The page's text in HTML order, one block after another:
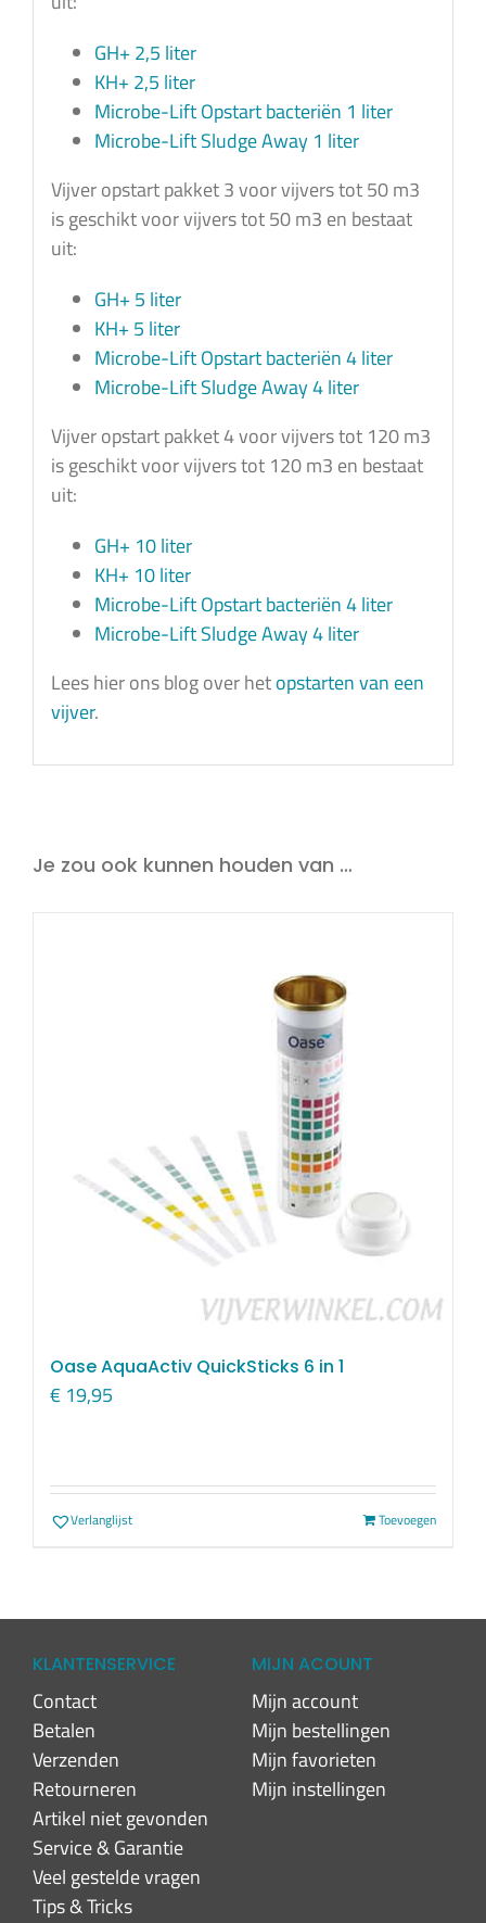
GH+ 2,5 liter
KH+ 2,5 liter
Microbe-Lift Opstart bacteriën 1 liter
Microbe-Lift Sludge Away 1 liter
Vijver opstart pakket 3 voor vijvers tot 50 m3
is geschikt voor vijvers tot 50 m3 en bestaat
uit:
GH+ 5 liter
KH+ 5 liter
Microbe-Lift Opstart bacteriën 4 liter
Microbe-Lift Sludge Away 4 liter
Vijver opstart pakket 4 voor vijvers tot 120 m3
is geschikt voor vijvers tot 120 m3 en bestaat
uit:
GH+ 10 liter
KH+ 10 liter
Microbe-Lift Opstart bacteriën 4 liter
Microbe-Lift Sludge Away 4 liter
Lees hier ons blog over hetopstarten van een
vijver.
Je zou ook kunnen houden van …
Oase AquaActiv QuickSticks 6 in 1
€ 19,95
Toevoegen
Verlanglijst
KLANTENSERVICE
Contact
Betalen
Verzenden
Retourneren
Artikel niet gevonden
Service & Garantie
Veel gestelde vragen
Tips & Tricks
MIJN ACOUNT
Mijn account
Mijn bestellingen
Mijn favorieten
Mijn instellingen